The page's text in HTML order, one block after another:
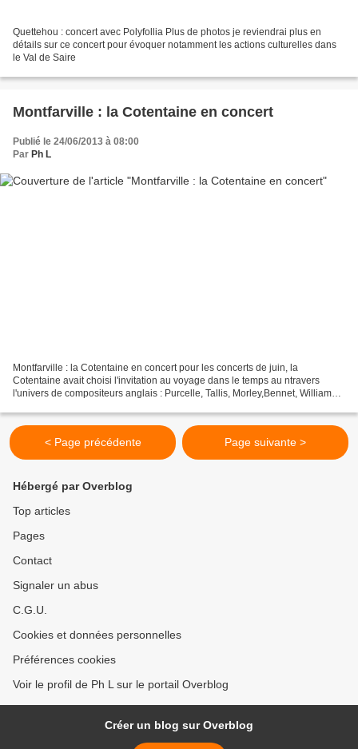
Quettehou : concert avec Polyfollia Plus de photos je reviendrai plus en
détails sur ce concert pour évoquer notamment les actions culturelles dans
le Val de Saire
Montfarville : la Cotentaine en concert
Publié le 24/06/2013 à 08:00
Par Ph L
Montfarville : la Cotentaine en concert pour les concerts de juin, la
Cotentaine avait choisi l'invitation au voyage dans le temps au ntravers
l'univers de compositeurs anglais : Purcelle, Tallis, Morley,Bennet, Williams,
< Page précédente Page suivante >
Hébergé par Overblog
Top articles
Pages
Contact
Signaler un abus
C.G.U.
Cookies et données personnelles
Préférences cookies
Voir le profil de Ph L sur le portail Overblog
Créer un blog sur Overblog